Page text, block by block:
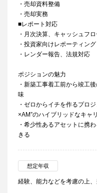
・売却資料整備
・売却実務
■レポート対応
・月次決算、キャッシュフ
・投資家向けレポーティング
・レンダー報告、法規対応
ポジションの魅力
・新築工事着工前から竣工
味
・ゼロからイチを作るプロ
×AM”のハイブリッドなキャ
・希少性あるアセットに携
きる
想定年収
経験、能力などを考慮の上